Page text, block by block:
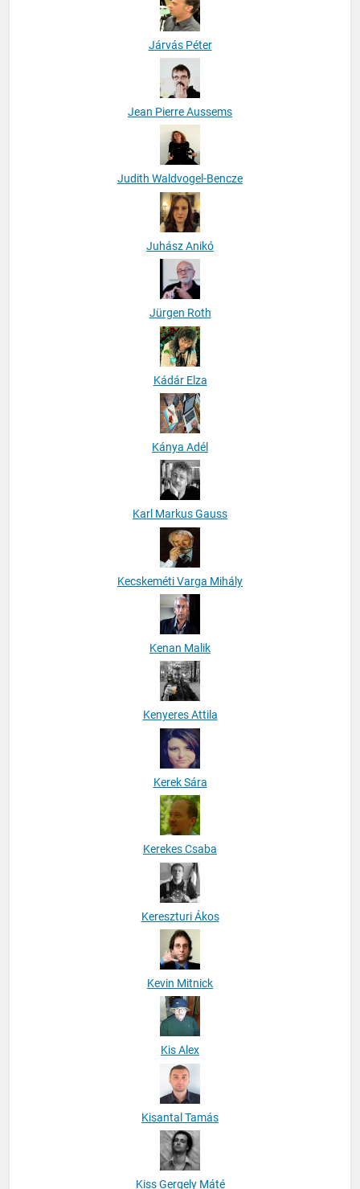
Járvás Péter
Jean Pierre Aussems
Judith Waldvogel-Bencze
Juhász Anikó
Jürgen Roth
Kádár Elza
Kánya Adél
Karl Markus Gauss
Kecskeméti Varga Mihály
Kenan Malik
Kenyeres Attila
Kerek Sára
Kerekes Csaba
Kereszturi Ákos
Kevin Mitnick
Kis Alex
Kisantal Tamás
Kiss Gergely Máté